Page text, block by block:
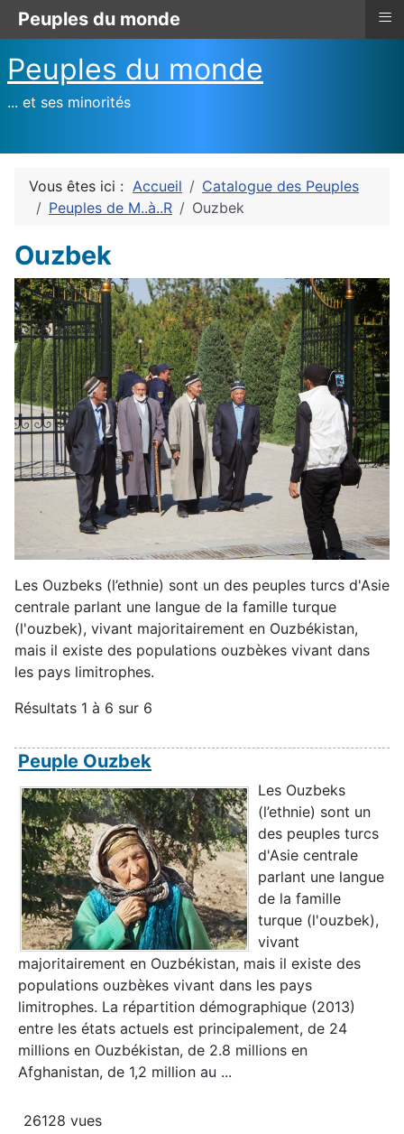
Peuples du monde
... et ses minorités
Vous êtes ici : Accueil
Catalogue des Peuples
Peuples de M..à..R
Ouzbek
Ouzbek
Les Ouzbeks (l’ethnie) sont un des peuples turcs d'Asie
centrale parlant une langue de la famille turque
(l'ouzbek), vivant majoritairement en Ouzbékistan,
mais il existe des populations ouzbèkes vivant dans
les pays limitrophes.
Résultats 1 à 6 sur 6
Peuple Ouzbek
Les Ouzbeks
(l’ethnie) sont un
des peuples turcs
d'Asie centrale
parlant une langue
de la famille
turque (l'ouzbek),
vivant
majoritairement en Ouzbékistan, mais il existe des
populations ouzbèkes vivant dans les pays
limitrophes. La répartition démographique (2013)
entre les états actuels est principalement, de 24
millions en Ouzbékistan, de 2.8 millions en
Afghanistan, de 1,2 million au ...
26128 vues
Peuples du monde ≡